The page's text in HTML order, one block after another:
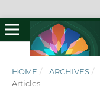
HOME / ARCHIVES /
Articles